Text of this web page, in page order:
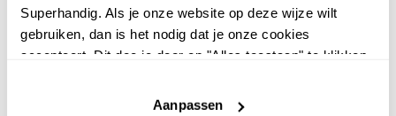
Superhandig. Als je onze website op deze wijze wilt
gebruiken, dan is het nodig dat je onze cookies
accepteert. Dit doe je door op "Alles toestaan" te klikken.
website niet optimaal functioneert.
Aanpassen
Osaga
shirt met print roze rood
Osaga
sportschoenen blauw